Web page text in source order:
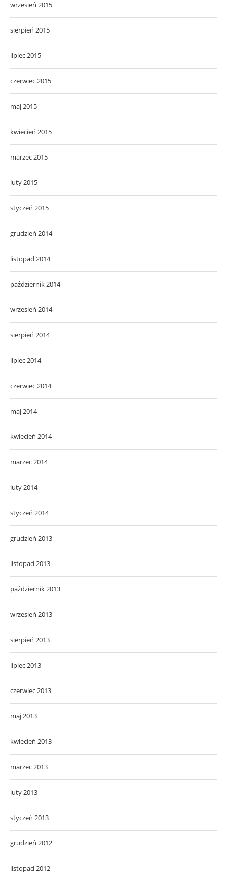
wrzesień 2015
sierpień 2015
lipiec 2015
czerwiec 2015
maj 2015
kwiecień 2015
marzec 2015
luty 2015
styczeń 2015
grudzień 2014
listopad 2014
październik 2014
wrzesień 2014
sierpień 2014
lipiec 2014
czerwiec 2014
maj 2014
kwiecień 2014
marzec 2014
luty 2014
styczeń 2014
grudzień 2013
listopad 2013
październik 2013
wrzesień 2013
sierpień 2013
lipiec 2013
czerwiec 2013
maj 2013
kwiecień 2013
marzec 2013
luty 2013
styczeń 2013
grudzień 2012
listopad 2012